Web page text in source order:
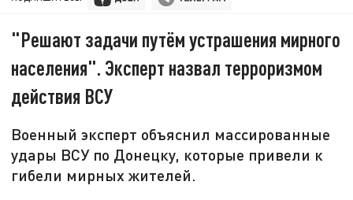
"Решают задачи путём устрашения мирного
населения". Эксперт назвал терроризмом
действия ВСУ
Военный эксперт объяснил массированные
удары ВСУ по Донецку, которые привели к
гибели мирных жителей.